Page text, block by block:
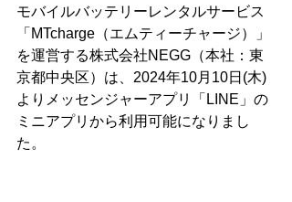
モバイルバッテリーレンタルサービス
「MTcharge（エムティーチャージ）」
を運営する株式会社NEGG（本社：東
京都中央区）は、2024年10月10日(木)
よりメッセンジャーアプリ「LINE」の
ミニアプリから利用可能になりまし
た。